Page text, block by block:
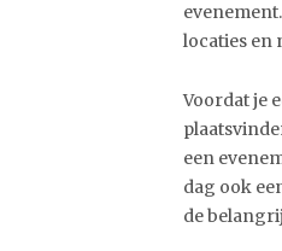
locaties en
Voordat je
een
dag ook
de